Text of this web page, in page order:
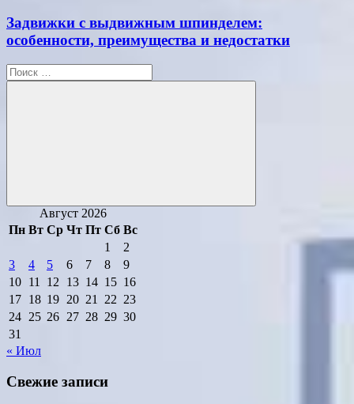
Задвижки с выдвижным шпинделем:
особенности, преимущества и недостатки
Поиск
для:
Поиск
Август 2026
Пн Вт Ср Чт Пт Сб Вс
1
2
3
4 5 6 7 8
9
10 11 12 13 14 15 16
17 18 19 20 21 22 23
24 25 26 27 28 29 30
31
« Июл
Свежие записи